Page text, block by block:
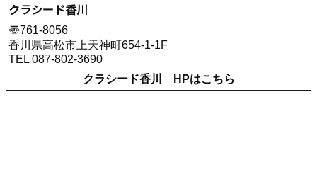
クラシード香川
〠761-8056
香川県高松市上天神町654-1-1F
TEL 087-802-3690
クラシード香川 HPはこちら